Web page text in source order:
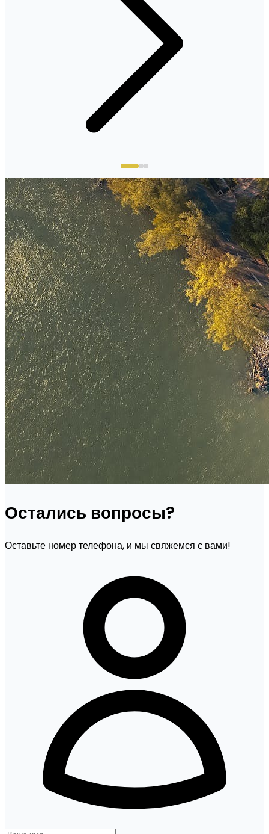
Остались вопросы?
Оставьте номер телефона, и мы свяжемся с вами!